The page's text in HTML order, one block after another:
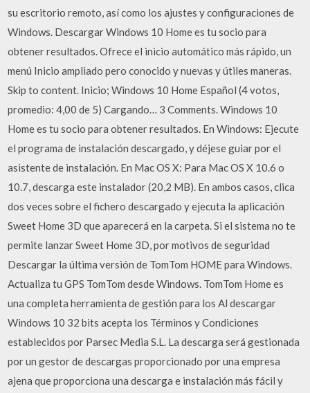
su escritorio remoto, así como los ajustes y configuraciones de
Windows. Descargar Windows 10 Home es tu socio para
obtener resultados. Ofrece el inicio automático más rápido, un
menú Inicio ampliado pero conocido y nuevas y útiles maneras.
Skip to content. Inicio; Windows 10 Home Español (4 votos,
promedio: 4,00 de 5) Cargando… 3 Comments. Windows 10
Home es tu socio para obtener resultados. En Windows: Ejecute
el programa de instalación descargado, y déjese guiar por el
asistente de instalación. En Mac OS X: Para Mac OS X 10.6 o
10.7, descarga este instalador (20,2 MB). En ambos casos, clica
dos veces sobre el fichero descargado y ejecuta la aplicación
Sweet Home 3D que aparecerá en la carpeta. Si el sistema no te
permite lanzar Sweet Home 3D, por motivos de seguridad
Descargar la última versión de TomTom HOME para Windows.
Actualiza tu GPS TomTom desde Windows. TomTom Home es
una completa herramienta de gestión para los Al descargar
Windows 10 32 bits acepta los Términos y Condiciones
establecidos por Parsec Media S.L. La descarga será gestionada
por un gestor de descargas proporcionado por una empresa
ajena que proporciona una descarga e instalación más fácil y